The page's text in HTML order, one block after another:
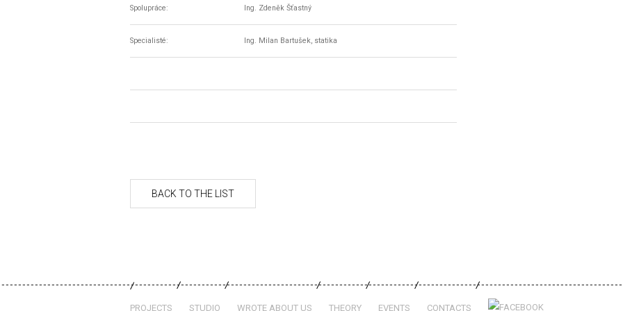
Spolupráce: Ing. Zdeněk Šťastný
Specialisté: Ing. Milan Bartušek, statika
PROJECTS STUDIO WROTE ABOUT US THEORY EVENTS CONTACTS